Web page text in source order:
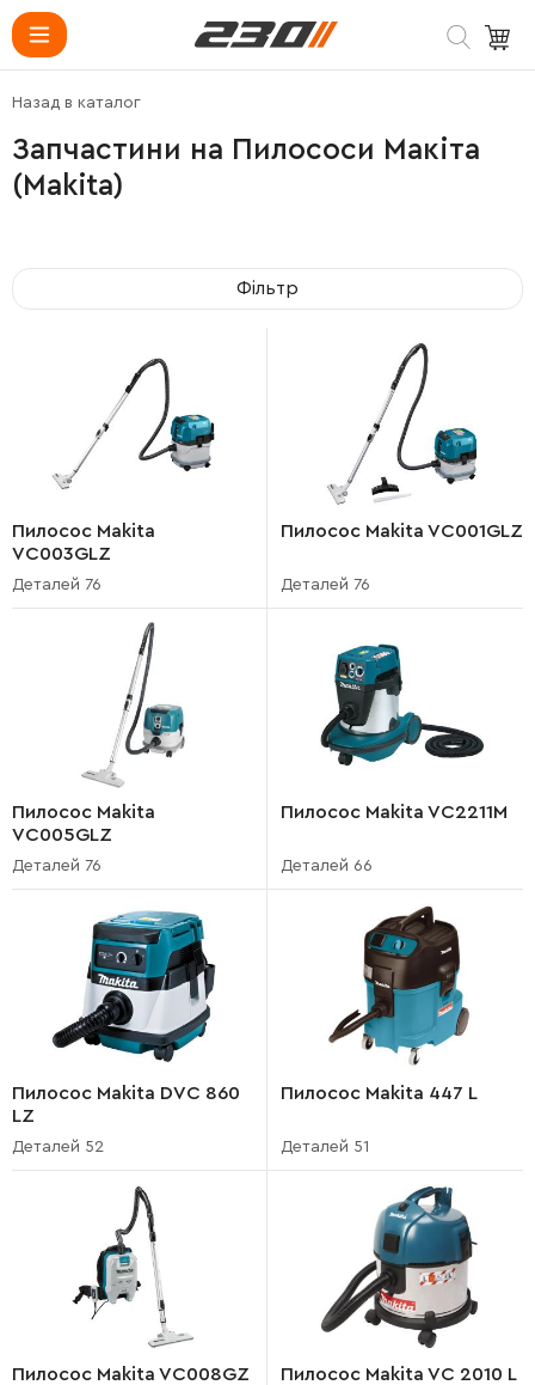
Запчастини на Пилососи Макіта
(Makita)
Назад в каталог
Фільтр
Пилосос Makita
VC003GLZ
Деталей 76
Пилосос Makita VC001GLZ
Деталей 76
Пилосос Makita
VC005GLZ
Деталей 76
Пилосос Makita VC2211M
Деталей 66
Пилосос Makita DVC 860
LZ
Деталей 52
Пилосос Makita 447 L
Деталей 51
Пилосос Makita VC008GZ Пилосос Makita VC 2010 L